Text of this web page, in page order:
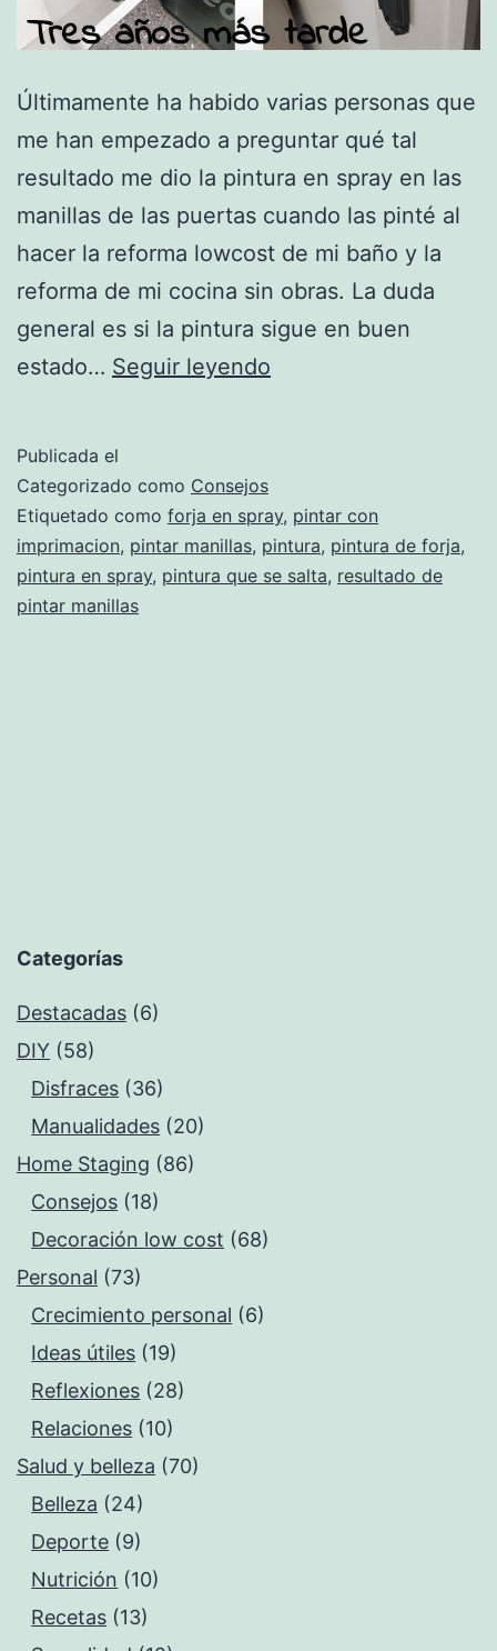
Últimamente ha habido varias personas que
me han empezado a preguntar qué tal
resultado me dio la pintura en spray en las
manillas de las puertas cuando las pinté al
hacer la reforma lowcost de mi baño y la
reforma de mi cocina sin obras. La duda
general es si la pintura sigue en buen
estado… Seguir leyendo
de
puertas
después
Publicada el
Categorizado como Consejos
Etiquetado como forja en spray, pintar con
imprimacion, pintar manillas, pintura, pintura de forja,
pintura en spray, pintura que se salta, resultado de
pintar manillas
Categorías
Destacadas (6)
DIY (58)
Disfraces (36)
Manualidades (20)
Home Staging (86)
Consejos (18)
Decoración low cost (68)
Personal (73)
Crecimiento personal (6)
Ideas útiles (19)
Reflexiones (28)
Relaciones (10)
Salud y belleza (70)
Belleza (24)
Deporte (9)
Nutrición (10)
Recetas (13)